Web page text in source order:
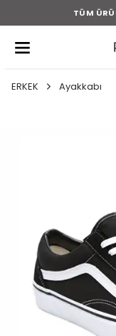
TÜM
ERKEK Ayakkabı